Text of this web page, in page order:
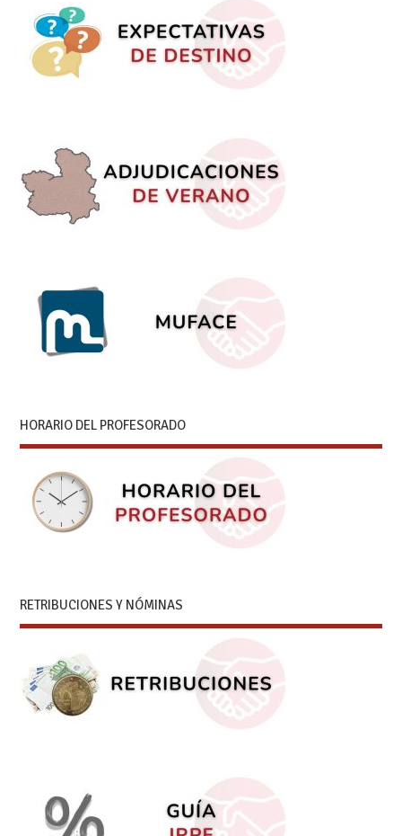
HORARIO DEL PROFESORADO
RETRIBUCIONES Y NÓMINAS